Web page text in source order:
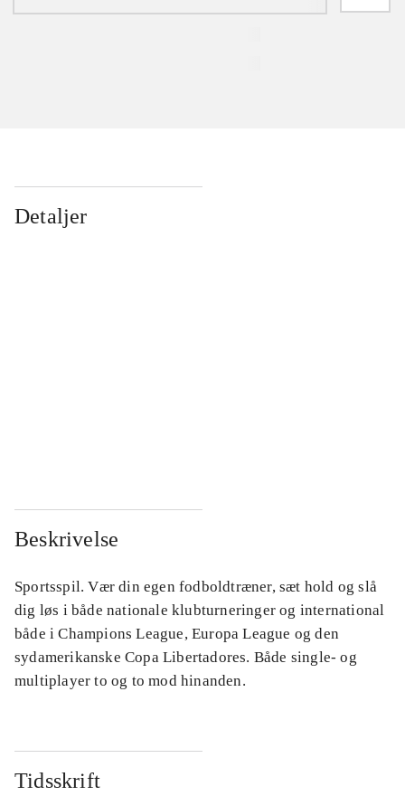
Detaljer
Beskrivelse
Sportsspil. Vær din egen fodboldtræner, sæt hold og slå
dig løs i både nationale klubturneringer og international
både i Champions League, Europa League og den
sydamerikanske Copa Libertadores. Både single- og
multiplayer to og to mod hinanden.
Tidsskrift